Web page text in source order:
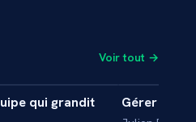
Voir tout →
qui grandit Gérer sa